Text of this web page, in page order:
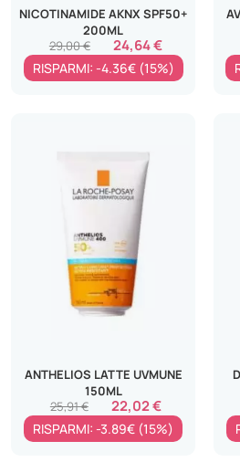
NICOTINAMIDE AKNX SPF50+
200ML
24,64 €
29,00 €
RISPARMI: -4.36€ (15%)
ANTHELIOS LATTE UVMUNE
150ML
22,02 €
25,91 €
RISPARMI: -3.89€ (15%)